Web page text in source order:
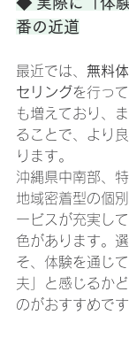
番の近道
最近では、 無料
セリング を行っ
も増えており、
ることで、より
ります。
沖縄県中南部、
地域密着型の個
ービスが充実し
色があります。
そ、体験を通じ
夫」と感じるか
のがおすすめです